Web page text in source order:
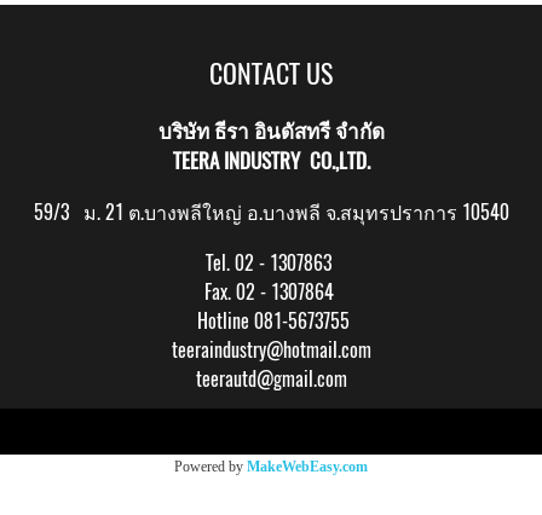
CONTACT US
บริษัท ธีรา อินดัสทรี จำกัด
TEERA INDUSTRY CO.,LTD.
59/3 ม. 21 ต.บางพลีใหญ่ อ.บางพลี จ.สมุทรปราการ 10540
Tel. 02 - 1307863
Fax. 02 - 1307864
Hotline 081-5673755
teeraindustry@hotmail.com
teerautd@gmail.com
Powered by MakeWebEasy.com